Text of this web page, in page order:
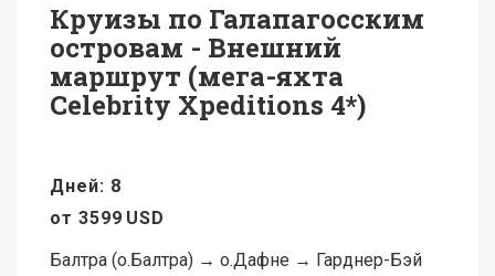
Круизы по Галапагосским
островам - Внешний
маршрут (мега-яхта
Celebrity Xpeditions 4*)
Дней: 8
от 3599 USD
Балтра (о.Балтра) → о.Дафне → Гарднер-Бэй